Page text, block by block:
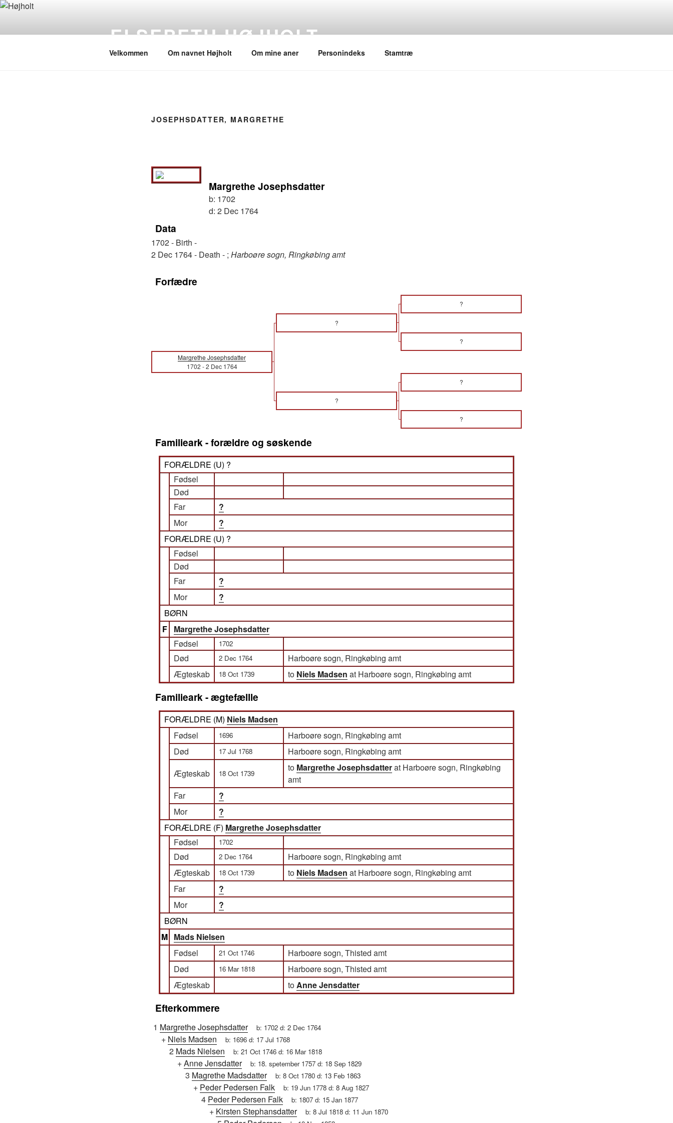
Videre
ELSEBETH HØJHOLT
Velkommen Om navnet Højholt Om mine aner Personindeks Stamtræ
JOSEPHSDATTER, MARGRETHE
Margrethe Josephsdatter
b: 1702
d: 2 Dec 1764
Data
1702 - Birth -
2 Dec 1764 - Death - ; Harboøre sogn, Ringkøbing amt
Forfædre
?
?
?
Margrethe Josephsdatter
1702 -2 Dec 1764
?
?
?
Familieark - forældre og søskende
FORÆLDRE (U) ?
Fødsel
Død
Far
?
Mor
?
FORÆLDRE (U) ?
Fødsel
Død
Far
?
Mor
?
BØRN
F
Margrethe Josephsdatter
Fødsel
1702
Død 2 Dec 1764
Harboøre sogn, Ringkøbing amt
Ægteskab
18 Oct 1739 to Niels Madsen at Harboøre sogn, Ringkøbing amt
Familieark - ægtefællle
FORÆLDRE (M) Niels Madsen
Fødsel
1696
Harboøre sogn, Ringkøbing amt
Død
17 Jul 1768
Harboøre sogn, Ringkøbing amt
Ægteskab
18 Oct 1739
to Margrethe Josephsdatterat Harboøre sogn, Ringkøbing
amt
Far
?
Mor
?
FORÆLDRE (F) Margrethe Josephsdatter
Fødsel
1702
Død 2 Dec 1764
Harboøre sogn, Ringkøbing amt
Ægteskab
18 Oct 1739 to Niels Madsen at Harboøre sogn, Ringkøbing amt
Far
?
Mor
?
BØRN
M Mads Nielsen
Fødsel
21 Oct 1746
Harboøre sogn, Thisted amt
Død
16 Mar 1818
Harboøre sogn, Thisted amt
Ægteskab
to Anne Jensdatter
Efterkommere
1 Margrethe Josephsdatter b: 1702 d:2 Dec 1764
+ Niels Madsen b: 1696 d: 17 Jul 1768
2 Mads Nielsen b:21 Oct 1746 d: 16 Mar 1818
+Anne Jensdatter b: 18. spetember 1757 d: 18 Sep 1829
3 Magrethe Madsdatter b:8 Oct 1780 d: 13 Feb 1863
+ Peder Pedersen Falk b: 19 Jun 1778 d:8 Aug 1827
4 Peder Pedersen Falk b: 1807 d: 15 Jan 1877
+ Kirsten Stephansdatter b:8 Jul 1818 d: 11 Jun 1870